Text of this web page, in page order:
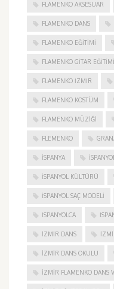
FLAMENKO AKSESUAR
FLAMENKO DANS
FLAMENKO EĞITIMI
FLAMENKO GITAR
FLAMENKO IZMIR
FLAMENKO KOSTÜM
FLAMENKO MÜZIĞI
FLEMENKO
ISPANYA İSPANYOL
İSPANYOL KÜLTÜRÜ
İSPANYOL SAÇ MODELI
İSPANYOLCA
IZMIR DANS
IZMIR DANS OKULU
İZMIR FLAMENKO DANS